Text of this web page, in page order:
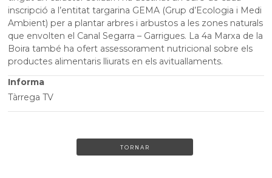
inscripció a l’entitat targarina GEMA (Grup d’Ecologia i Medi
Ambient) per a plantar arbres i arbustos a les zones naturals
que envolten el Canal Segarra – Garrigues. La 4a Marxa de la
Boira també ha ofert assessorament nutricional sobre els
productes alimentaris lliurats en els avituallaments.
Informa
Tàrrega TV
TORNAR